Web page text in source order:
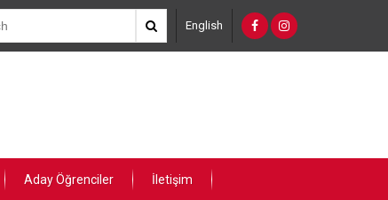
English
Aday Öğrenciler İletişim